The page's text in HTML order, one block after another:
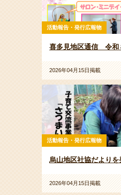
活動報告・発行広報物
喜多見地区通信 令和
2026年04月15日掲載
活動報告・発行広報物
烏山地区社協だよりを
2026年04月15日掲載